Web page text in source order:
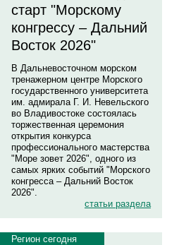
старт "Морскому
конгрессу – Дальний
Восток 2026"
В Дальневосточном морском
тренажерном центре Морского
государственного университета
им. адмирала Г. И. Невельского
во Владивостоке состоялась
торжественная церемония
открытия конкурса
профессионального мастерства
"Море зовет 2026", одного из
самых ярких событий "Морского
конгресса – Дальний Восток
2026".
статьи раздела
Регион сегодня